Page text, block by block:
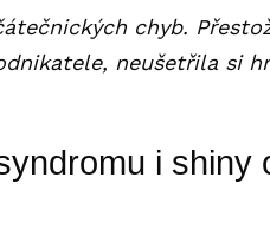
chyb.
neušetřila si
i shiny